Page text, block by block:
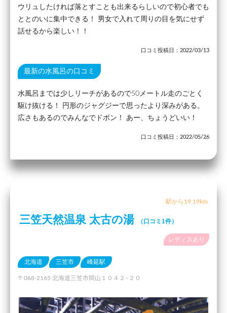
ウリュしたければ落とすことも出来るらしいので初心者でも
ととのいに集中できる！ 男女で入れて周りの目を気にせず
話せるから楽しい！！
口コミ投稿日：2022/03/13
最新の水風呂の口コミ
水風呂までは少しリーチがあるので50メートル走のごとく
駆け抜ける！ 円形のジャグジーで思ったより深みがある。
広さもあるのでみんなでドボン！ あー、ちょうどいい！
口コミ投稿日：2022/05/26
駅から19.19km
三笠天然温泉 太古の湯 （口コミ1件）
レディスあり
北海道 三笠市 峰延駅
〒068-2165 北海道三笠市岡山１０４２−２０